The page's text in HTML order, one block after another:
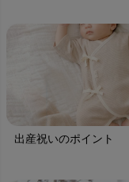
出産祝いのポイント